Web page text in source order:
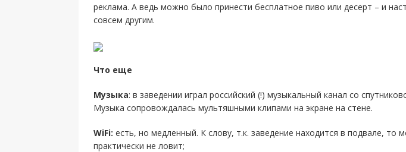
реклама. А ведь можно было принести бесплатное пиво или десерт – и
совсем другим.
Что еще
Музыка: в заведении играл российский (!) музыкальный канал со
Музыка сопровождалась мультяшными клипами на экране на стене.
WiFi: есть, но медленный. К слову, т.к. заведение находится в подвале, то
практически не ловит;